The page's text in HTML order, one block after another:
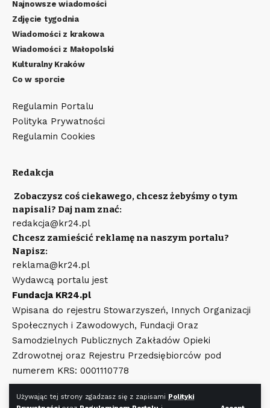
Używając tej strony zgadzasz się z zapisami Polityki
Najnowsze wiadomości
Zdjęcie tygodnia
Wiadomości z krakowa
Wiadomości z Małopolski
Kulturalny Kraków
Co w sporcie
Regulamin Portalu
Polityka Prywatności
Regulamin Cookies
Redakcja
Zobaczysz coś ciekawego, chcesz żebyśmy o tym
napisali? Daj nam znać:
redakcja@kr24.pl
Chcesz zamieścić reklamę na naszym portalu?
Napisz:
reklama@kr24.pl
Wydawcą portalu jest
Fundacja KR24.pl
Wpisana do rejestru Stowarzyszeń, Innych Organizacji
Społecznych i Zawodowych, Fundacji Oraz
Samodzielnych Publicznych Zakładów Opieki
Zdrowotnej oraz Rejestru Przedsiębiorców pod
numerem KRS: 0001110778